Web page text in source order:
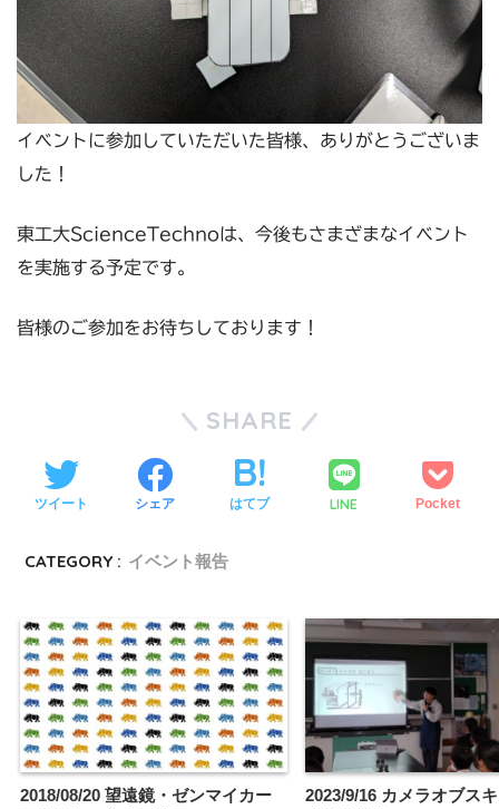
イベントに参加していただいた皆様、ありがとうございま
した！
東工大ScienceTechnoは、今後もさまざまなイベント
を実施する予定です。
皆様のご参加をお待ちしております！
SHARE
ツイート シェア はてブ LINE Pocket
CATEGORY : イベント報告
2018/08/20 望遠鏡・ゼンマイカー
2023/9/16 カメラオブス